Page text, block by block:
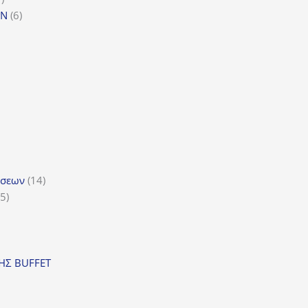
προϊόν
66
1414
55
BUFFET